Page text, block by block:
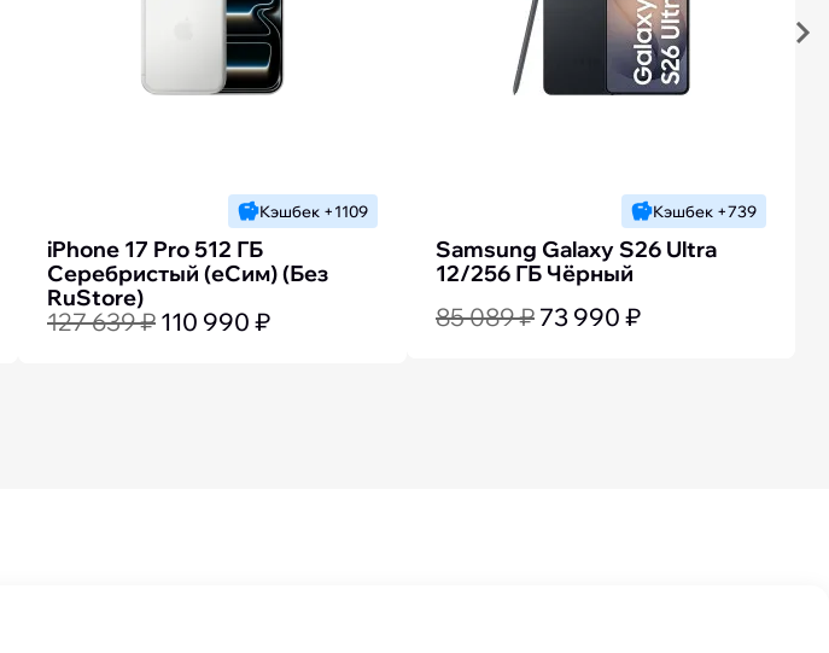
Кэшбек +1109
iPhone 17 Pro 512 ГБ
Cеребристый (еСим) (Без
RuStore)
127 639 ₽ 110 990 ₽
Кэшбек +739
Samsung Galaxy S26 Ultra
12/256 ГБ Чёрный
85 089 ₽ 73 990 ₽